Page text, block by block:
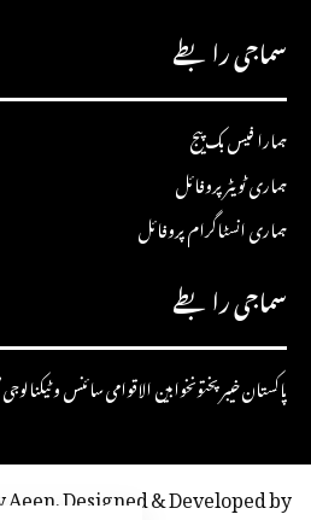
سماجی رابطے
ہمارا فیس بک پیج
ہماری ٹویٹر پروفائل
ہماری انسٹاگرام پروفائل
سماجی رابطے
پاکستانخیبرپختونخوابین الاقوامیسائنس و ٹیکنالوجی
Designed & Developed by